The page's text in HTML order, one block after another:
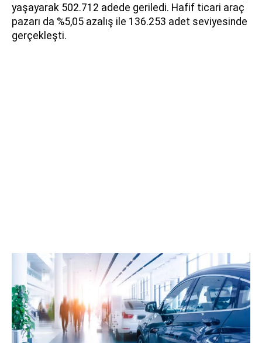
yaşayarak 502.712 adede geriledi. Hafif ticari araç
pazarı da %5,05 azalış ile 136.253 adet seviyesinde
gerçekleşti.